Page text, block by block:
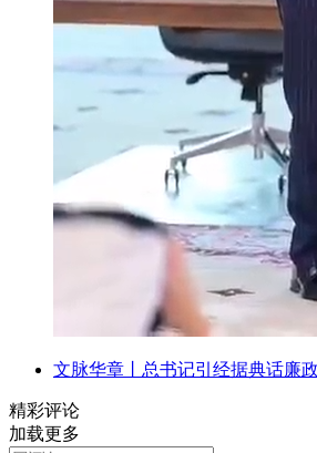
文脉华章丨总书记引经据典话廉政
精彩评论
加载更多